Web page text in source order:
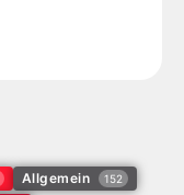
Allgemein 152